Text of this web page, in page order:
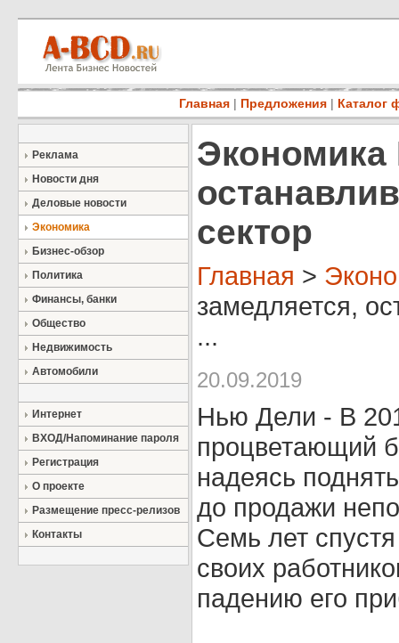
Главная | Предложения | Каталог
Реклама
Новости дня
Деловые новости
Экономика
Бизнес-обзор
Политика
Финансы, банки
Общество
Недвижимость
Автомобили
Интернет
ВХОД/Напоминание пароля
Регистрация
О проекте
Размещение пресс-релизов
Контакты
Экономика
сектор
Главная >
замедляется,
...
20.09.2019
Нью Дели - В
процветающий
надеясь
до продажи
Семь лет
своих
падению его